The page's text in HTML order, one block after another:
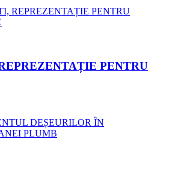
PENTRU